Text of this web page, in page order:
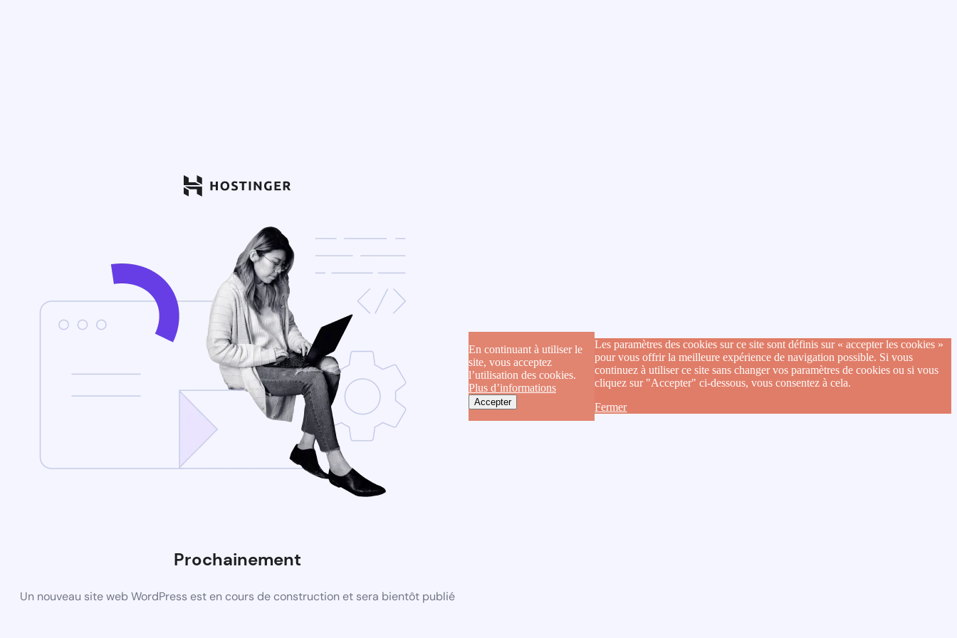
Prochainement
Un nouveau site web WordPress est en cours de construction et sera bientôt publié
En continuant à utiliser le
site, vous acceptez
l’utilisation des cookies.
Plus d’informations
Accepter
Les paramètres des cookies sur ce site sont définis sur « accepter les cookies »
pour vous offrir la meilleure expérience de navigation possible. Si vous
continuez à utiliser ce site sans changer vos paramètres de cookies ou si vous
cliquez sur "Accepter" ci-dessous, vous consentez à cela.
Fermer